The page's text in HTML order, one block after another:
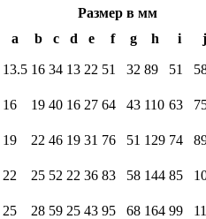
Размер в мм
a
b c d e f g h i j
13.5 16 34 13 22 51 32 89 51
16 19 40 16 27 64 43 110 63
19 22 46 19 31 76 51 129 74
22 25 52 22 36 83 58 144 85
25 28 59 25 43 95 68 164 99